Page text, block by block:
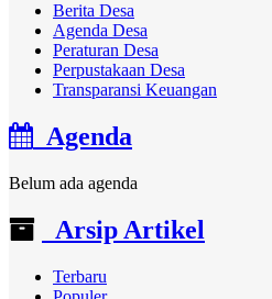
Berita Desa
Agenda Desa
Peraturan Desa
Perpustakaan Desa
Transparansi Keuangan
Agenda
Belum ada agenda
Arsip Artikel
Terbaru